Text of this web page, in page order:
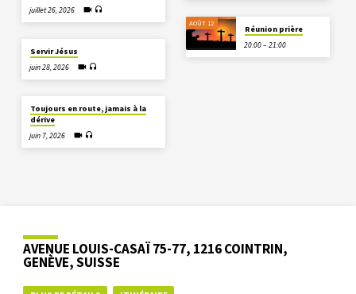
juillet 26, 2026
Servir Jésus
juin 28, 2026
Toujours en route, jamais à la
dérive
juin 7, 2026
AOÛT 12
Réunion prière
20:00 – 21:00
AVENUE LOUIS-CASAÏ 75-77, 1216 COINTRIN,
GENÈVE, SUISSE